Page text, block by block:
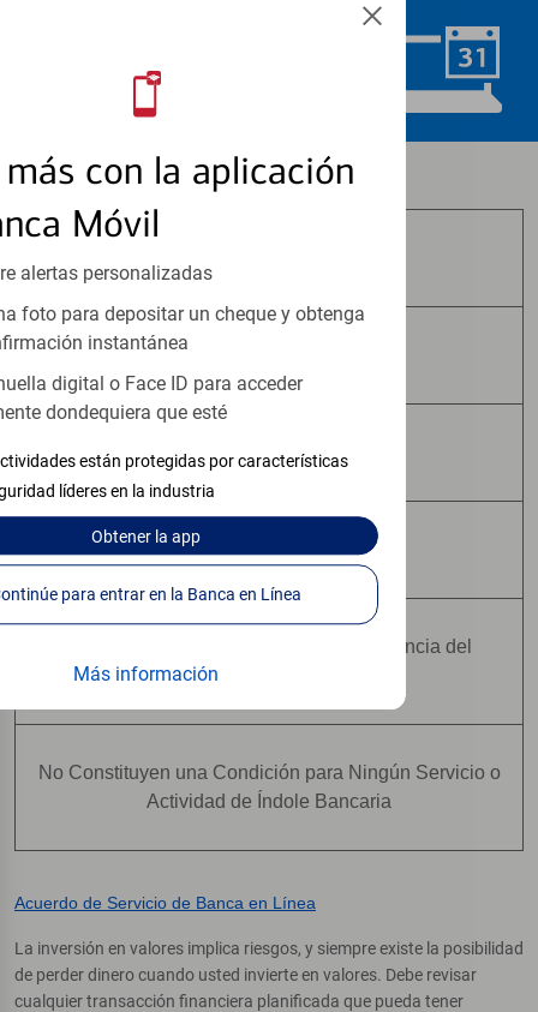
con la aplicación
Móvil
alertas personalizadas
foto para depositar un cheque y obtenga
instantánea
digital o Face ID para acceder
dondequiera que esté
están protegidas por características
líderes en la industria
Obtenerla app
Continúe para entrar en la Banca en Línea
Más información
Programar ahora
Los productos de inversión y seguros:
No Tienen Garantía Bancaria
Pueden Perder Valor
No Constituyen Depósitos
No Están Asegurados Por Ninguna Agencia del
Gobierno Federal
No Constituyen una Condición para Ningún Servicio o
Actividad de Índole Bancaria
Acuerdo de Servicio de Banca en Línea
La inversión en valores implica riesgos, y siempre existe la posibilidad
de perder dinero cuando usted invierte en valores. Debe revisar
cualquier transacción financiera planificada que pueda tener